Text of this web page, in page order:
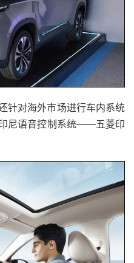
针对海外市场进行车内系统
尼语音控制系统——五菱印